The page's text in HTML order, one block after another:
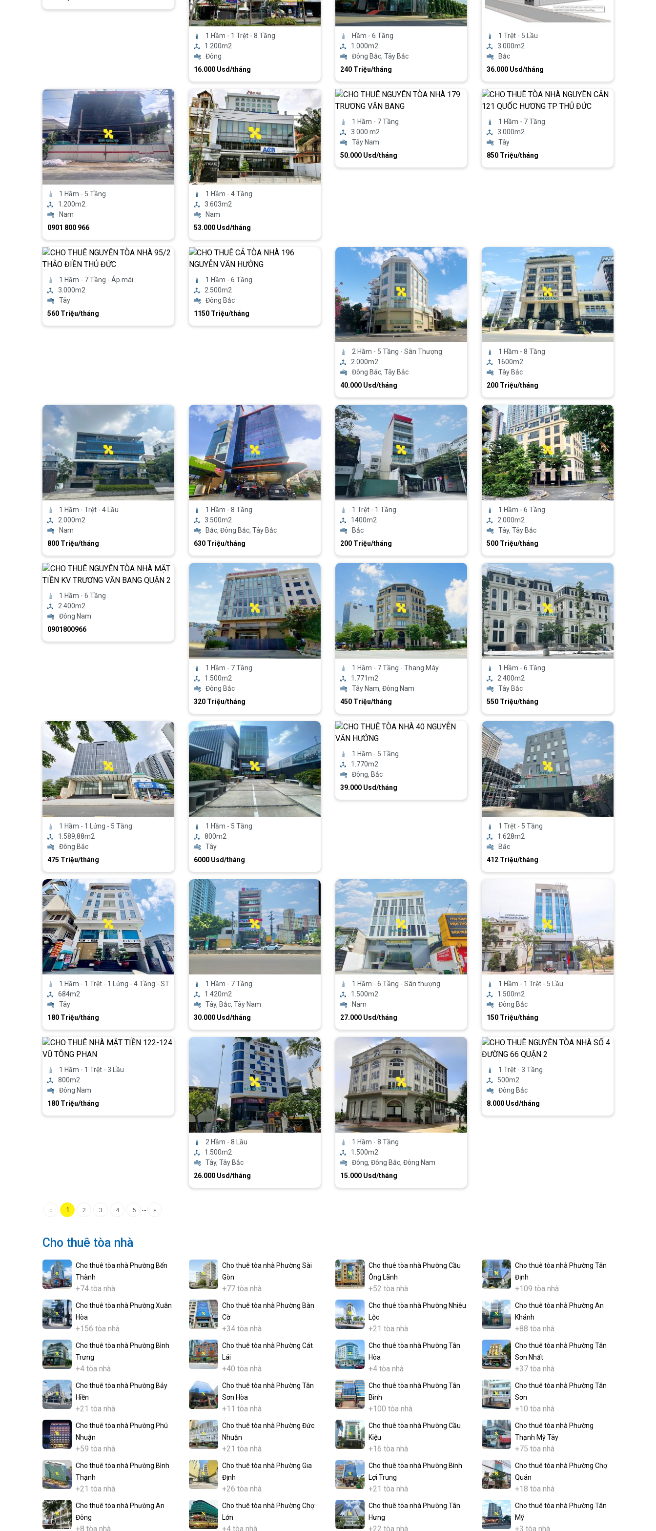
1 Hầm - 1 Trệt - 8 Tầng
1.200m2
Đông
16.000 Usd/tháng
Hầm - 6 Tầng
1.000m2
Đông Bắc, Tây Bắc
240 Triệu/tháng
1 Trệt - 5 Lầu
3.000m2
Bắc
36.000 Usd/tháng
1 Hầm - 5 Tầng
1.200m2
Nam
0901 800 966
1 Hầm - 4 Tầng
3.603m2
Nam
53.000 Usd/tháng
1 Hầm - 7 Tầng
3.000 m2
Tây Nam
50.000 Usd/tháng
1 Hầm - 7 Tầng
3.000m2
Tây
850 Triệu/tháng
1 Hầm - 7 Tầng - Áp mái
3.000m2
Tây
560 Triệu/tháng
1 Hầm - 6 Tầng
2.500m2
Đông Bắc
1150 Triệu/tháng
2 Hầm - 5 Tầng - Sân Thượng
2.000m2
Đông Bắc, Tây Bắc
40.000 Usd/tháng
1 Hầm - 8 Tầng
1600m2
Tây Bắc
200 Triệu/tháng
1 Hầm - Trệt - 4 Lầu
2.000m2
Nam
800 Triệu/tháng
1 Hầm - 8 Tầng
3.500m2
Bắc, Đông Bắc, Tây Bắc
630 Triệu/tháng
1 Trệt - 1 Tầng
1400m2
Bắc
200 Triệu/tháng
1 Hầm - 6 Tầng
2.000m2
Tây, Tây Bắc
500 Triệu/tháng
1 Hầm - 6 Tầng
2.400m2
Đông Nam
0901800966
1 Hầm - 7 Tầng
1.500m2
Đông Bắc
320 Triệu/tháng
1 Hầm - 7 Tầng - Thang Máy
1.771m2
Tây Nam, Đông Nam
450 Triệu/tháng
1 Hầm - 6 Tầng
2.400m2
Tây Bắc
550 Triệu/tháng
1 Hầm - 1 Lửng - 5 Tầng
1.589,88m2
Đông Bắc
475 Triệu/tháng
1 Hầm - 5 Tầng
800m2
Tây
6000 Usd/tháng
1 Hầm - 5 Tầng
1.770m2
Đông, Bắc
39.000 Usd/tháng
1 Trệt - 5 Tầng
1.628m2
Bắc
412 Triệu/tháng
1 Hầm - 1 Trệt - 1 Lửng - 4 Tầng - ST
684m2
Tây
180 Triệu/tháng
1 Hầm - 7 Tầng
1.420m2
Tây, Bắc, Tây Nam
30.000 Usd/tháng
1 Hầm - 6 Tầng - Sân thượng
1.500m2
Nam
27.000 Usd/tháng
1 Hầm - 1 Trệt - 5 Lầu
1.500m2
Đông Bắc
150 Triệu/tháng
1 Hầm - 1 Trệt - 3 Lầu
800m2
Đông Nam
180 Triệu/tháng
2 Hầm - 8 Lầu
1.500m2
Tây, Tây Bắc
26.000 Usd/tháng
1 Hầm - 8 Tầng
1.500m2
Đông, Đông Bắc, Đông Nam
15.000 Usd/tháng
1 Trệt - 3 Tầng
500m2
Đông Bắc
8.000 Usd/tháng
« 1 2 3 4 5 ... »
Cho thuê tòa nhà
Cho thuê tòa nhà Phường Bến
Thành
+74 tòa nhà
Cho thuê tòa nhà Phường Sài
Gòn
+77 tòa nhà
Cho thuê tòa nhà Phường Cầu
Ông Lãnh
+52 tòa nhà
Cho thuê tòa nhà Phường Tân
Định
+109 tòa nhà
Cho thuê tòa nhà Phường Xuân
Hòa
+156 tòa nhà
Cho thuê tòa nhà Phường Bàn
Cờ
+34 tòa nhà
Cho thuê tòa nhà Phường Nhiêu
Lộc
+21 tòa nhà
Cho thuê tòa nhà Phường An
Khánh
+88 tòa nhà
Cho thuê tòa nhà Phường Bình
Trưng
+4 tòa nhà
Cho thuê tòa nhà Phường Cát
Lái
+40 tòa nhà
Cho thuê tòa nhà Phường Tân
Hòa
+4 tòa nhà
Cho thuê tòa nhà Phường Tân
Sơn Nhất
+37 tòa nhà
Cho thuê tòa nhà Phường Bảy
Hiền
+21 tòa nhà
Cho thuê tòa nhà Phường Tân
Sơn Hòa
+11 tòa nhà
Cho thuê tòa nhà Phường Tân
Bình
+100 tòa nhà
Cho thuê tòa nhà Phường Tân
Sơn
+10 tòa nhà
Cho thuê tòa nhà Phường Phú
Nhuận
+59 tòa nhà
Cho thuê tòa nhà Phường Đức
Nhuận
+21 tòa nhà
Cho thuê tòa nhà Phường Cầu
Kiệu
+16 tòa nhà
Cho thuê tòa nhà Phường
Thạnh Mỹ Tây
+75 tòa nhà
Cho thuê tòa nhà Phường Bình
Thạnh
+21 tòa nhà
Cho thuê tòa nhà Phường Gia
Định
+26 tòa nhà
Cho thuê tòa nhà Phường Bình
Lợi Trung
+21 tòa nhà
Cho thuê tòa nhà Phường Chợ
Quán
+18 tòa nhà
Cho thuê tòa nhà Phường An
Đông
+8 tòa nhà
Cho thuê tòa nhà Phường Chợ
Lớn
+4 tòa nhà
Cho thuê tòa nhà Phường Tân
Hưng
+22 tòa nhà
Cho thuê tòa nhà Phường Tân
Mỹ
+3 tòa nhà